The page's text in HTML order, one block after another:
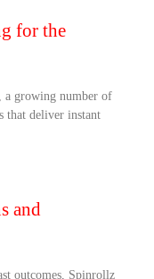
for the
a growing number of
that deliver instant
and
outcomes, Spinrollz